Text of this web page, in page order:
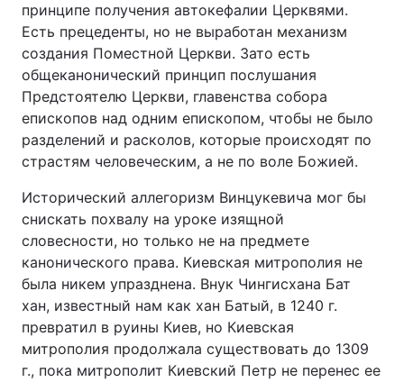
принципе получения автокефалии Церквями.
Есть прецеденты, но не выработан механизм
создания Поместной Церкви. Зато есть
общеканонический принцип послушания
Предстоятелю Церкви, главенства собора
епископов над одним епископом, чтобы не было
разделений и расколов, которые происходят по
страстям человеческим, а не по воле Божией.
Исторический аллегоризм Винцукевича мог бы
снискать похвалу на уроке изящной
словесности, но только не на предмете
канонического права. Киевская митрополия не
была никем упразднена. Внук Чингисхана Бат
хан, известный нам как хан Батый, в 1240 г.
превратил в руины Киев, но Киевская
митрополия продолжала существовать до 1309
г., пока митрополит Киевский Петр не перенес ее